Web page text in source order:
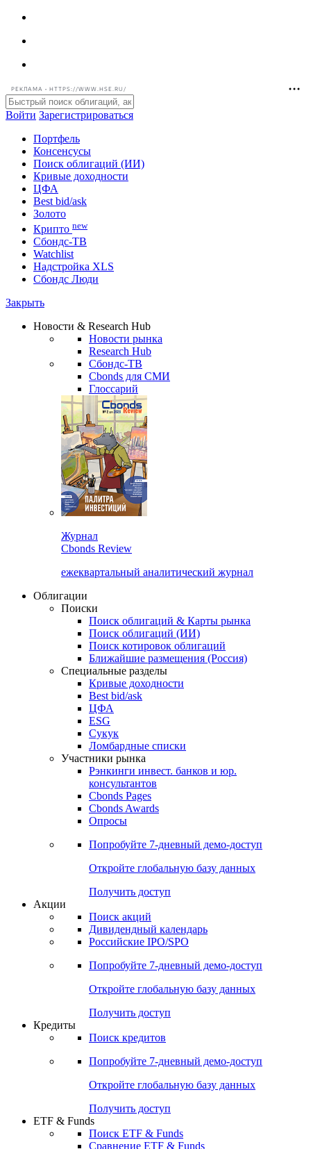
РЕКЛАМА • HTTPS://WWW.HSE.RU/
Войти Зарегистрироваться
Портфель
Консенсусы
Поиск облигаций (ИИ)
Кривые доходности
ЦФА
Best bid/ask
Золото
Крипто new
Watchlist
Сбондс Люди
Новости & Research Hub
Новости рынка
Research Hub
Сбондс-ТВ
Cbonds для СМИ
Глоссарий
Cbonds Review
ежеквартальный аналитический журнал
Облигации
Поиски
Поиск облигаций & Карты рынка
Поиск облигаций (ИИ)
Поиск котировок облигаций
Ближайшие размещения (Россия)
Специальные разделы
Кривые доходности
Best bid/ask
ЦФА
ESG
Сукук
Ломбардные списки
Участники рынка
Рэнкинги инвест. банков и юр.
Cbonds Pages
Опросы
Попробуйте7-дневный
Откройте глобальную базу данных
Получить доступ
Поиск акций
Российские IPO/SPO
Попробуйте7-дневный
Откройте глобальную базу данных
Получить доступ
Поиск кредитов
Попробуйте7-дневный
Откройте глобальную базу данных